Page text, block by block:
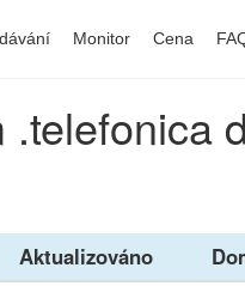
Monitor Cena
Aktualizováno